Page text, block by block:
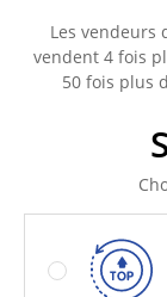
Les vendeurs
vendent 4 fois
50 fois plus